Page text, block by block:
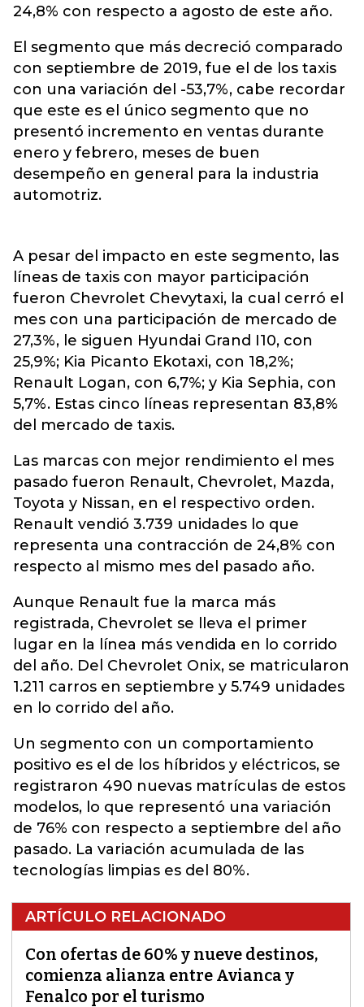
24,8% con respecto a agosto de este año.
El segmento que más decreció comparado
con septiembre de 2019, fue el de los taxis
con una variación del -53,7%, cabe recordar
que este es el único segmento que no
presentó incremento en ventas durante
enero y febrero, meses de buen
desempeño en general para la industria
automotriz.
A pesar del impacto en este segmento, las
líneas de taxis con mayor participación
fueron Chevrolet Chevytaxi, la cual cerró el
mes con una participación de mercado de
27,3%, le siguen Hyundai Grand I10, con
25,9%; Kia Picanto Ekotaxi, con 18,2%;
Renault Logan, con 6,7%; y Kia Sephia, con
5,7%. Estas cinco líneas representan 83,8%
del mercado de taxis.
Las marcas con mejor rendimiento el mes
pasado fueron Renault, Chevrolet, Mazda,
Toyota y Nissan, en el respectivo orden.
Renault vendió 3.739 unidades lo que
representa una contracción de 24,8% con
respecto al mismo mes del pasado año.
Aunque Renault fue la marca más
registrada, Chevrolet se lleva el primer
lugar en la línea más vendida en lo corrido
del año. Del Chevrolet Onix, se matricularon
1.211 carros en septiembre y 5.749 unidades
en lo corrido del año.
Un segmento con un comportamiento
positivo es el de los híbridos y eléctricos, se
registraron 490 nuevas matrículas de estos
modelos, lo que representó una variación
de 76% con respecto a septiembre del año
pasado. La variación acumulada de las
tecnologías limpias es del 80%.
ARTÍCULO RELACIONADO
Con ofertas de 60% y nueve destinos,
comienza alianza entre Avianca y
Fenalco por el turismo